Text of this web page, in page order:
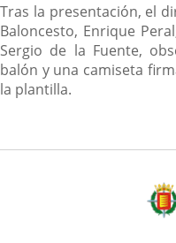
Tras la presentación, el
Baloncesto, Enrique
Sergio de la Fuente,
balón y una camiseta
la plantilla.